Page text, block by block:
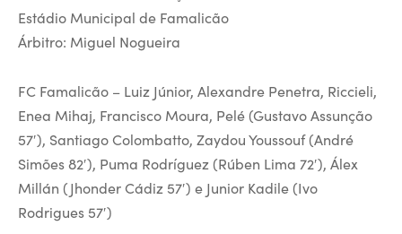
Estádio Municipal de Famalicão
Árbitro: Miguel Nogueira
FC Famalicão – Luiz Júnior, Alexandre Penetra, Riccieli,
Enea Mihaj, Francisco Moura, Pelé (Gustavo Assunção
57′), Santiago Colombatto, Zaydou Youssouf (André
Simões 82′), Puma Rodríguez (Rúben Lima 72′), Álex
Millán (Jhonder Cádiz 57′) e Junior Kadile (Ivo
Rodrigues 57′)